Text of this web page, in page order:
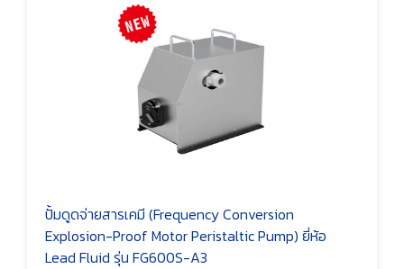
ปั้มดูดจ่ายสารเคมี (Frequency Conversion
Explosion-Proof Motor Peristaltic Pump) ยี่ห้อ
Lead Fluid รุ่น FG600S-A3